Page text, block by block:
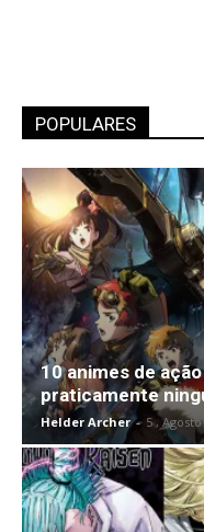
POPULARES
10 animes de
praticamente
Helder Archer - 5 ,